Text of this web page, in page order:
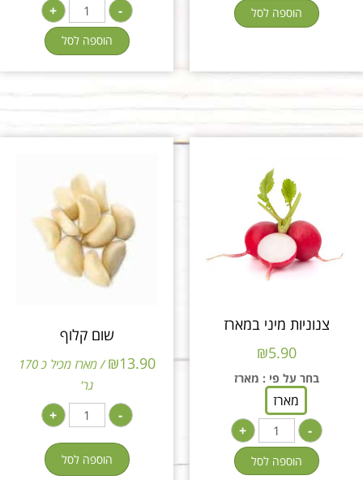
הוספה לסל -
+
הוספה לסל
צנוניות מיני במארז
₪5.90
בחר על פי : מארז
מארז
-
+
הוספה לסל
שום קלוף
₪13.90
/ מארז מכיל כ 170
גר'
-
+
הוספה לסל